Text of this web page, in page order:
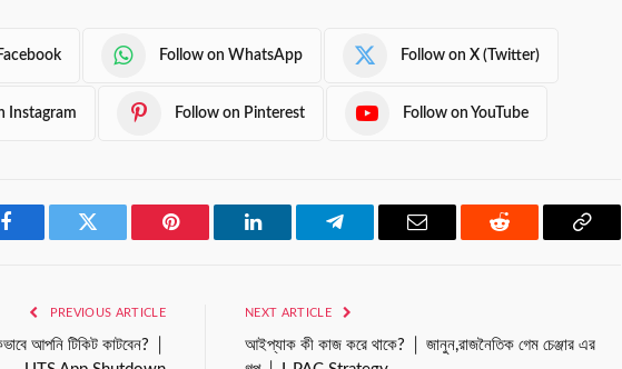
Follow on WhatsApp Follow on X (Twitter)
Instagram Follow on Pinterest Follow on YouTube
Facebook Twitter Pinterest LinkedIn Telegram Email Reddit
Copy
PREVIOUS ARTICLE
আপনি টিকিট কাটবেন? │
NEXT ARTICLE
আইপ্যাক কী কাজ করে থাকে? │ জানুন,রাজনৈতিক গেম চেঞ্জার এর